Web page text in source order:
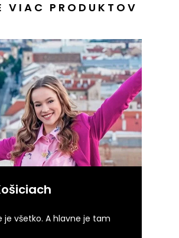
VIAC PRODUKTOV
je všetko. A hlavne je tam